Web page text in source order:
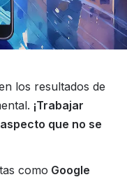
los resultados de
¡Trabajar
que no se
como Google